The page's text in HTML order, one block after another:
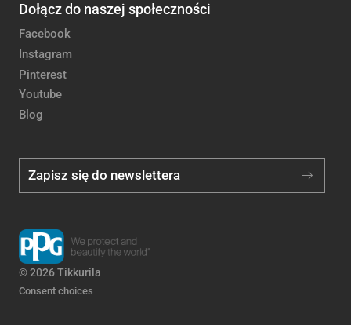
Dołącz do naszej społeczności
Facebook
Instagram
Pinterest
Youtube
Blog
Zapisz się do newslettera
© 2026 Tikkurila
Consent choices